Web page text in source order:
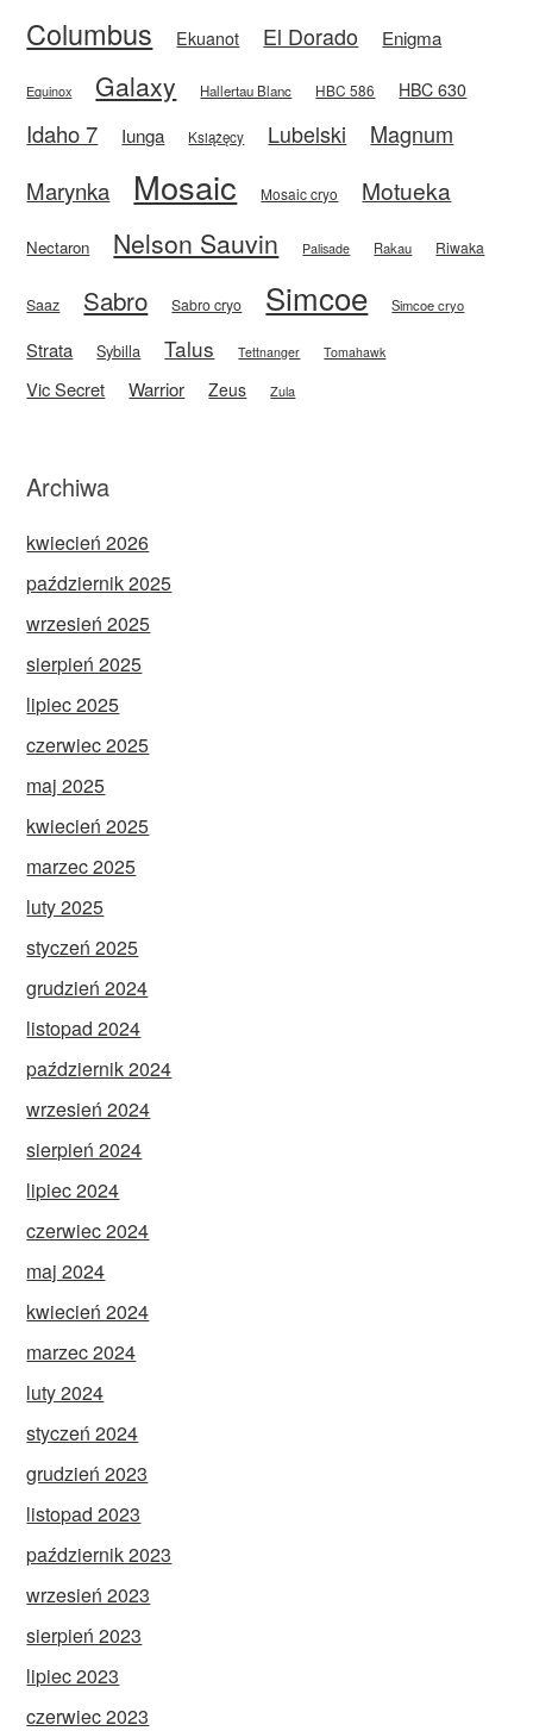
Columbus Ekuanot El Dorado Enigma
Equinox Galaxy Hallertau Blanc HBC 586 HBC 630
Idaho 7 Iunga Książęcy Lubelski
Magnum
Marynka
Mosaic Mosaic cryo Motueka
Nectaron Nelson Sauvin Palisade Rakau Riwaka
Saaz Sabro Sabro cryo Simcoe Simcoe cryo
Strata Sybilla Talus Tettnanger Tomahawk
Vic Secret Warrior Zeus Zula
Archiwa
kwiecień 2026
październik 2025
wrzesień 2025
sierpień 2025
lipiec 2025
czerwiec 2025
maj 2025
kwiecień 2025
marzec 2025
luty 2025
styczeń 2025
grudzień 2024
listopad 2024
październik 2024
wrzesień 2024
sierpień 2024
lipiec 2024
czerwiec 2024
maj 2024
kwiecień 2024
marzec 2024
luty 2024
styczeń 2024
grudzień 2023
listopad 2023
październik 2023
wrzesień 2023
sierpień 2023
lipiec 2023
czerwiec 2023